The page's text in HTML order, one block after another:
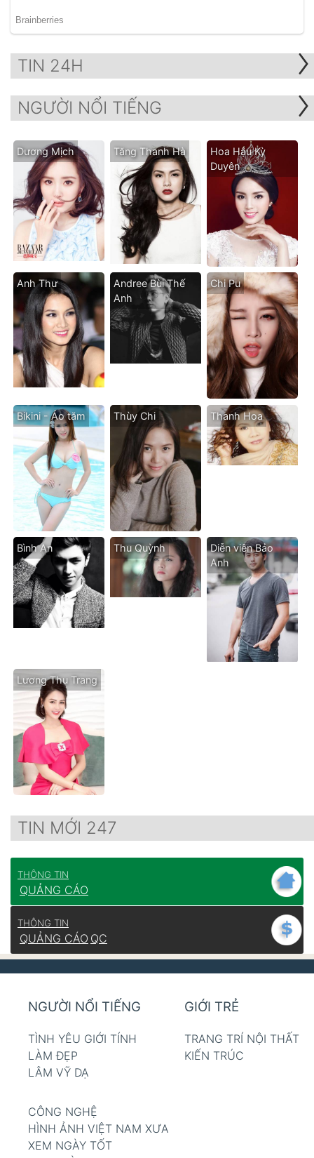
TIN 24H
NGƯỜI NỔI TIẾNG
Dương Mịch Tăng Thanh Hà
Hoa Hậu Kỳ
Duyên
Anh Thư
Andree Bùi Thế
Anh
Chi Pu
Bikini - Áo tăm Thùy Chi Thanh Hoa
Bình An Thu Quỳnh
Diễn viên Bảo
Anh
Lương Thu Trang
TIN MỚI 247
THÔNG TIN
QUẢNG CÁO
THÔNG TIN
QUẢNG CÁO QC
NGƯỜI NỔI TIẾNG
TÌNH YÊU GIỚI TÍNH
LÀM ĐẸP
LÂM VỸ DẠ
GIỚI TRẺ
TRANG TRÍ NỘI THẤT
KIẾN TRÚC
CÔNG NGHỆ
HÌNH ẢNH VIỆT NAM XƯA
XEM NGÀY TỐT